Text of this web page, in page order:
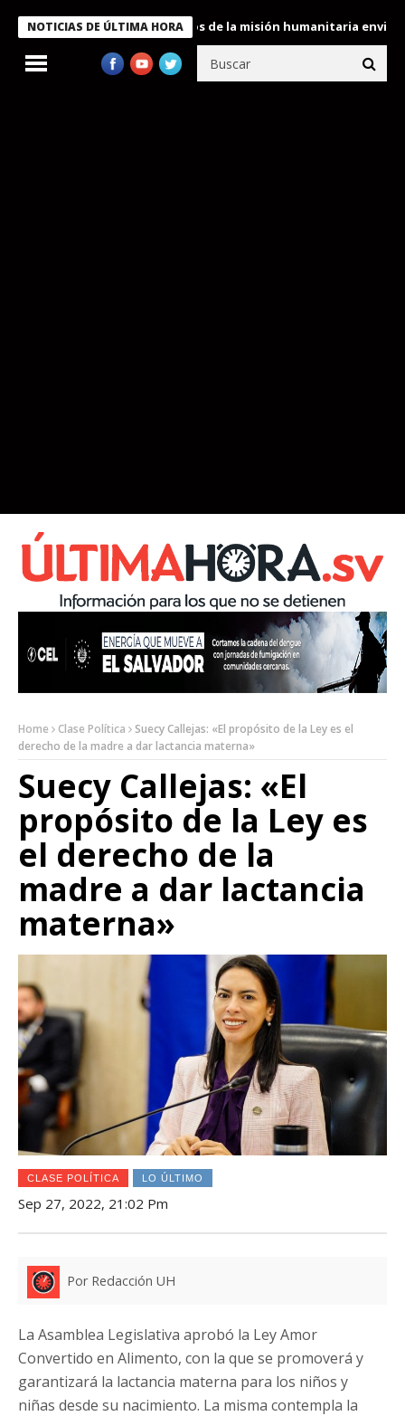
NOTICIAS DE ÚLTIMA HORA
condecora a miembros de la misión humanitaria enviada a
Home Clase Política
Suecy Callejas: «El propósito de la Ley es el
derecho de la madre a dar lactancia materna»
Suecy Callejas: «El
propósito de la Ley es
el derecho de la
madre a dar lactancia
materna»
CLASE POLÍTICA LO ÚLTIMO
Sep 27, 2022, 21:02 Pm
Por Redacción UH
La Asamblea Legislativa aprobó la Ley Amor
Convertido en Alimento, con la que se promoverá y
garantizará la lactancia materna para los niños y
niñas desde su nacimiento. La misma contempla la